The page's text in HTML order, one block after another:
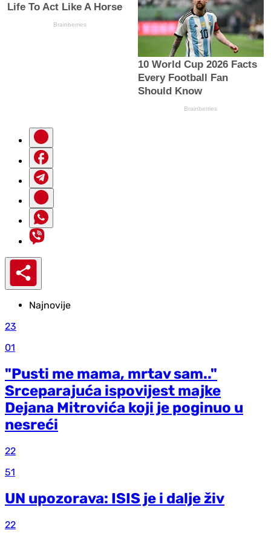
Najnovije
23
01
"Pusti me mama, mrtav sam.."
Srceparajuća ispovijest majke
Dejana Mitrovića koji je poginuo u
nesreći
22
51
UN upozorava: ISIS je i dalje živ
22